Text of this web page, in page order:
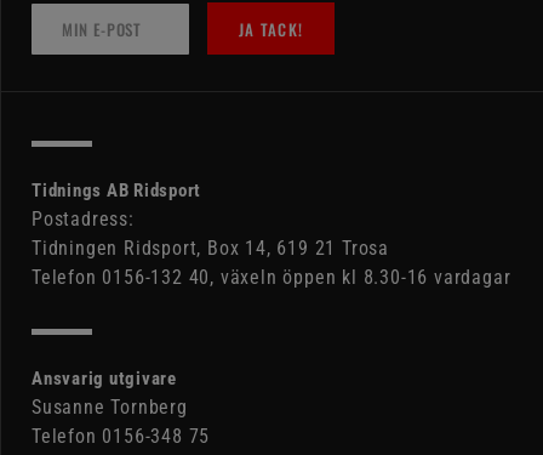
JA TACK!
Tidnings AB Ridsport
Postadress:
Tidningen Ridsport, Box 14, 619 21 Trosa
Telefon 0156-132 40, växeln öppen kl 8.30-16 vardagar
Ansvarig utgivare
Susanne Tornberg
Telefon 0156-348 75